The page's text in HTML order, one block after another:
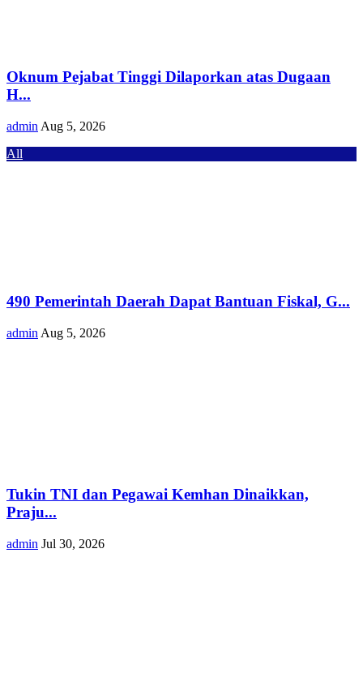
Oknum Pejabat Tinggi Dilaporkan atas Dugaan
H...
admin Aug 5, 2026
All
490 Pemerintah Daerah Dapat Bantuan Fiskal, G...
admin Aug 5, 2026
Tukin TNI dan Pegawai Kemhan Dinaikkan,
Praju...
admin Jul 30, 2026